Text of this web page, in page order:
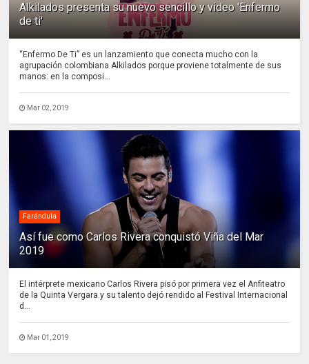
Alkilados presenta su nuevo sencillo y video 'Enfermo
de ti'
“Enfermo De Ti” es un lanzamiento que conecta mucho con la
agrupación colombiana Alkilados porque proviene totalmente de sus
manos: en la composi...
Mar 02, 2019
Farándula
Así fue como Carlos Rivera conquistó Viña del Mar
2019
El intérprete mexicano Carlos Rivera pisó por primera vez el Anfiteatro
de la Quinta Vergara y su talento dejó rendido al Festival Internacional
d...
Mar 01, 2019